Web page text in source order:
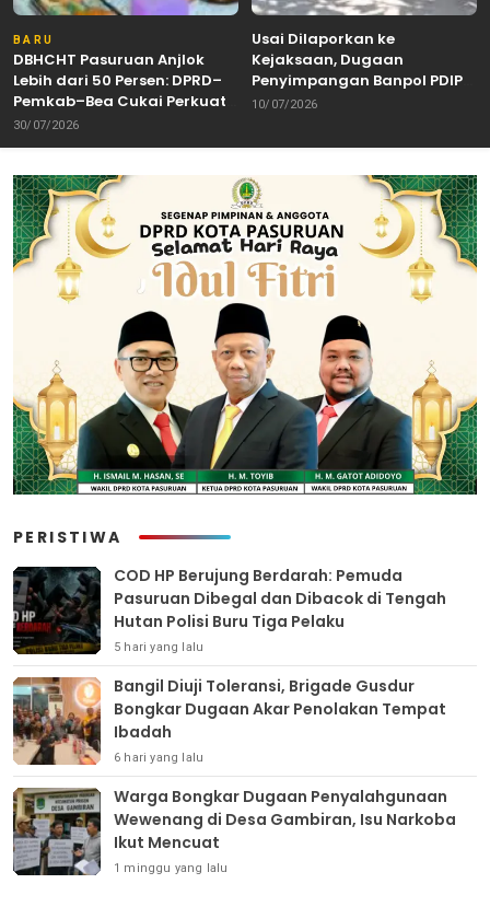
BARU
DBHCHT Pasuruan Anjlok
Lebih dari 50 Persen: DPRD–
Pemkab–Bea Cukai Perkuat
Perang Melawan Peredaran
Rokok Ilegal
30/07/2026
Usai Dilaporkan ke
Kejaksaan, Dugaan
Penyimpangan Banpol PDIP
Pasuruan Dinyatakan
Cabut Laporan”
10/07/2026
PERISTIWA
COD HP Berujung Berdarah: Pemuda
Pasuruan Dibegal dan Dibacok di Tengah
Hutan Polisi Buru Tiga Pelaku
5 hari yang lalu
Bangil Diuji Toleransi, Brigade Gusdur
Bongkar Dugaan Akar Penolakan Tempat
Ibadah
6 hari yang lalu
Warga Bongkar Dugaan Penyalahgunaan
Wewenang di Desa Gambiran, Isu Narkoba
Ikut Mencuat
1 minggu yang lalu